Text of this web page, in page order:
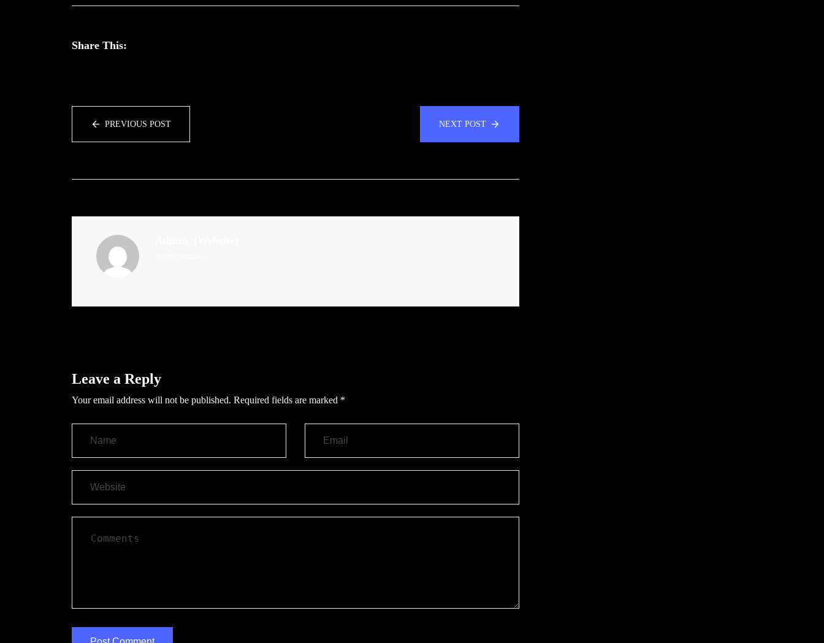
Share This:
PREVIOUS POST NEXT POST
Leave a Reply
Your email address will not be published. Required fields are marked *